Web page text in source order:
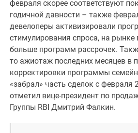
Петербурга
Видеообзор
новостроек
Семейная
ипотека
Аналитика
рынка
Панорамы
новостроек
февраля скорее соответствуют
годичной давности – также
девелоперы активизировали
стимулирования спроса, на рынке
больше программ рассрочек.
то ажиотаж последних месяцев в
корректировки программы
«забрал» часть сделок с февраля
отметил вице-президент по
Группы RBI Дмитрий Фалкин.